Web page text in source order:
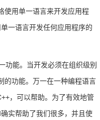
使用单一语言来开发应用程
一语言开发任何应用程序的
功能。当开发必须在组织级别
的功能。万一在一种编程语言
，可以帮助。为了有效地管
实帮助了我们很多，并且使